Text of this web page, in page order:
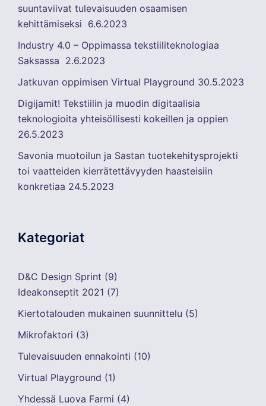
suuntaviivat tulevaisuuden osaamisen
kehittämiseksi 6.6.2023
Industry 4.0 – Oppimassa tekstiiliteknologiaa
Saksassa 2.6.2023
Jatkuvan oppimisen Virtual Playground 30.5.2023
Digijamit! Tekstiilin ja muodin digitaalisia
teknologioita yhteisöllisesti kokeillen ja oppien
26.5.2023
Savonia muotoilun ja Sastan tuotekehitysprojekti
toi vaatteiden kierrätettävyyden haasteisiin
konkretiaa 24.5.2023
Kategoriat
D&C Design Sprint (9)
Ideakonseptit 2021 (7)
Kiertotalouden mukainen suunnittelu (5)
Mikrofaktori (3)
Tulevaisuuden ennakointi (10)
Virtual Playground (1)
Yhdessä Luova Farmi (4)